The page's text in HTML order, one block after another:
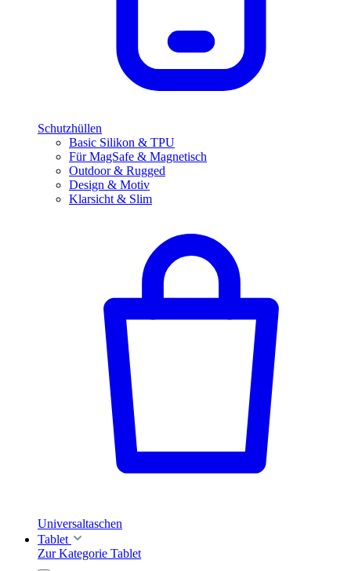
Schutzhüllen
Basic Silikon & TPU
Für MagSafe & Magnetisch
Outdoor & Rugged
Design & Motiv
Klarsicht & Slim
Universaltaschen
Tablet
Zur Kategorie Tablet